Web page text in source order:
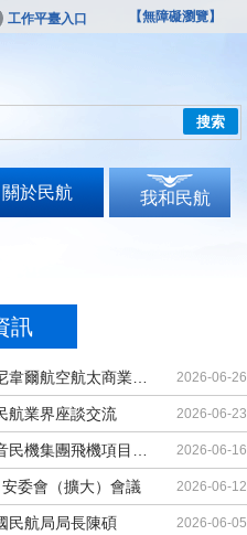
工作平臺入口 【無障礙瀏覽】
搜索
關於民航 我和民航
訊
2026-06-26
航業界座談交流 2026-06-23
2026-06-16
委會（擴大）會議 2026-06-12
民航局局長陳碩 2026-06-05